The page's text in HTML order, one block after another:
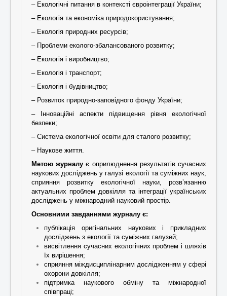
– Екологічні питання в контексті євроінтеграції України;
– Екологія та економіка природокористування;
– Екологія природних ресурсів;
– Проблеми еколого-збалансованого розвитку;
– Екологія і виробництво;
– Екологія і транспорт;
– Екологія і будівництво;
– Розвиток природно-заповідного фонду України;
– Інноваційні аспекти підвищення рівня екологічної
безпеки;
– Система екологічної освіти для сталого розвитку;
– Наукове життя.
Метою журналу є оприлюднення результатів сучасних
наукових досліджень у галузі екології та суміжних наук,
сприяння розвитку екологічної науки, розв’язанню
актуальних проблем довкілля та інтеграції українських
досліджень у міжнародний науковий простір.
Основними завданнями журналу є:
публікація оригінальних наукових і прикладних
досліджень з екології та суміжних галузей;
висвітлення сучасних екологічних проблем і шляхів
їх вирішення;
сприяння міждисциплінарним дослідженням у сфері
охорони довкілля;
підтримка наукового обміну та міжнародної
співпраці;